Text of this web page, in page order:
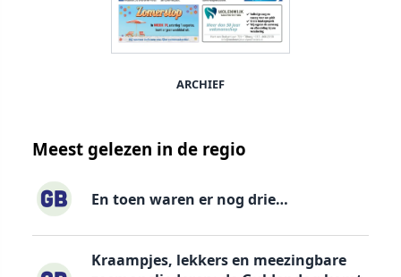
ARCHIEF
Meest gelezen in de regio
En toen waren er nog drie…
Kraampjes, lekkers en meezingbare